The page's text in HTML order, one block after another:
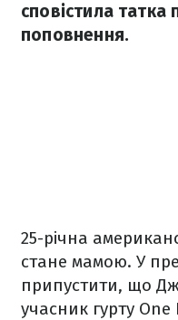
сповістила татка
поповнення.
25-річна
стане мамою. У
припустити, що
учасник гурту